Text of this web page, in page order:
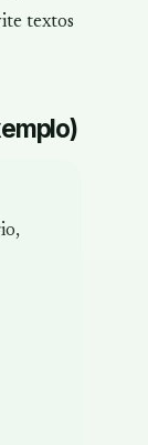
textos